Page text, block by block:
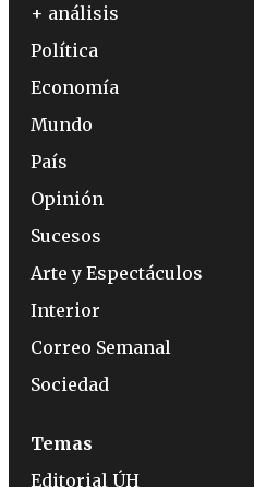
+ análisis
Política
Economía
Mundo
País
Opinión
Sucesos
Arte y Espectáculos
Interior
Correo Semanal
Sociedad
Temas
Editorial ÚH